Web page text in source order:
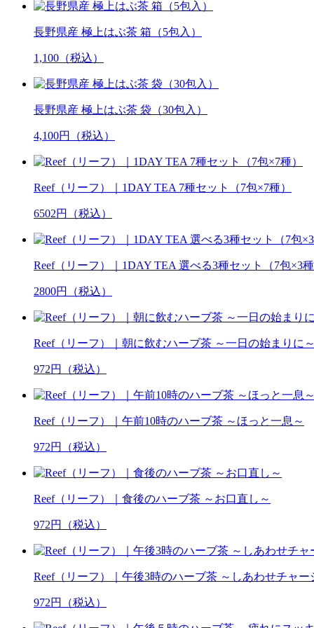
長野県産 極上はぶ茶 箱（5包入）
1,100（税込）
長野県産 極上はぶ茶 袋（30包入）
4,100円（税込）
Reef（リーフ）｜1DAY TEA 7種セット（7包×7種）
6502円（税込）
Reef（リーフ）｜1DAY TEA 選べる3種セット（7包×3
2800円（税込）
Reef（リーフ）｜朝に飲むハーブ茶 ～一日の始まりに
972円（税込）
Reef（リーフ）｜午前10時のハーブ茶 ～ほっと一息～
972円（税込）
Reef（リーフ）｜食後のハーブ茶 ～お口直し～
972円（税込）
Reef（リーフ）｜午後3時のハーブ茶 ～しあわせチャー
972円（税込）